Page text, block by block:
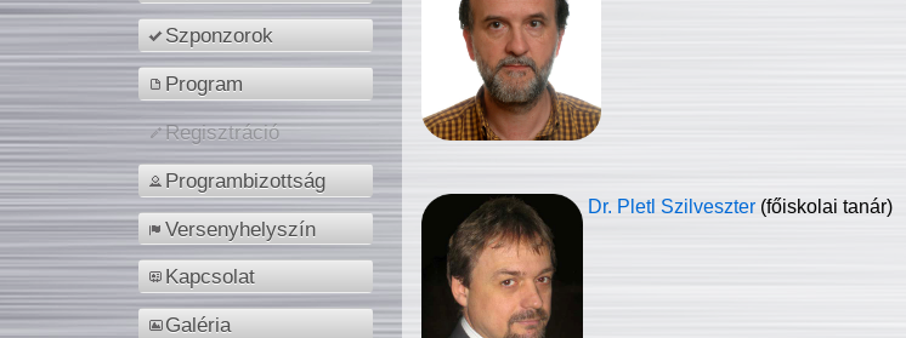
Szponzorok
Program
Regisztráció
Programbizottság
Versenyhelyszín
Kapcsolat
Galéria
Dr. Pletl Szilveszter (főiskolai tanár)